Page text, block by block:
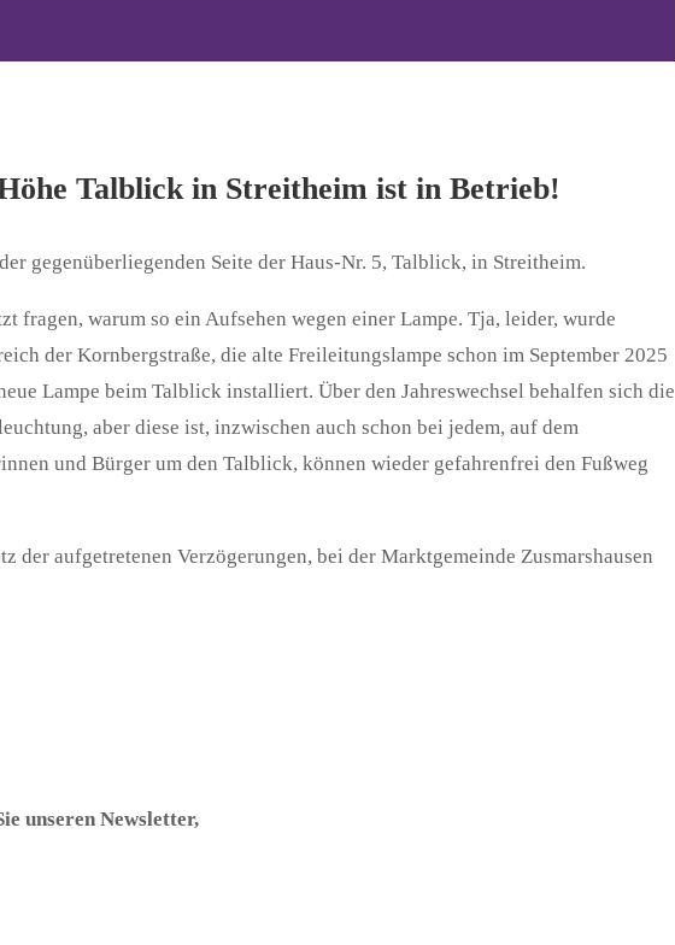
Talblick in Streitheim ist in Betrieb!
gegenüberliegenden Seite der Haus-Nr. 5, Talblick, in Streitheim.
fragen, warum so ein Aufsehen wegen einer Lampe. Tja, leider, wurde
der Kornbergstraße, die alte Freileitungslampe schon im September 2025
Lampe beim Talblick installiert. Über den Jahreswechsel behalfen sich die
aber diese ist, inzwischen auch schon bei jedem, auf dem
und Bürger um den Talblick, können wieder gefahrenfrei den Fußweg
der aufgetretenen Verzögerungen, bei der Marktgemeinde Zusmarshausen
unseren Newsletter,